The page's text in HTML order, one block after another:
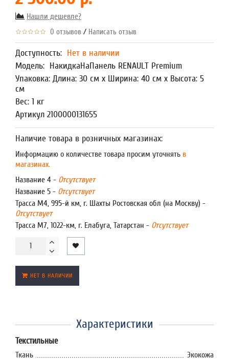
Нашли дешевле?
0 отзывов / Написать отзыв
Доступность: Нет в наличии
Модель: НакидкаНаПанель RENAULT Premium
Упаковка: Длина: 30 см x Ширина: 40 см x Высота: 5
см
Вес: 1 кг
Артикул 2100000131655
Наличие товара в розничных магазинах:
Информацию о количестве товара просим уточнять в
магазинах.
Название 4 - Отсутствует
Название 5 - Отсутствует
Трасса М4, 995-й км, г. Шахты Ростовская обл (на Москву) -
Отсутствует
Трасса М7, 1022-км, г. Елабуга, Татарстан - Отсутствует
НЕТ В НАЛИЧИИ
Характеристики
Текстильные
Ткань
Экокожа